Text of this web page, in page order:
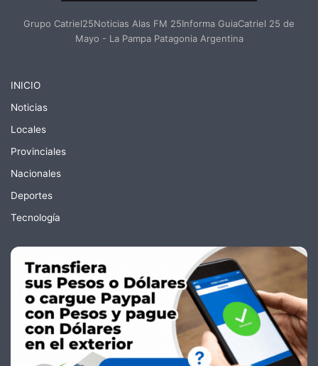
Grupo Catriel25Noticias Alas FM 25Informa GuiaCatriel 25 de
Mayo - La Pampa Patagonia Argentina
INICIO
Noticias
Locales
Provinciales
Nacionales
Deportes
Tecnología